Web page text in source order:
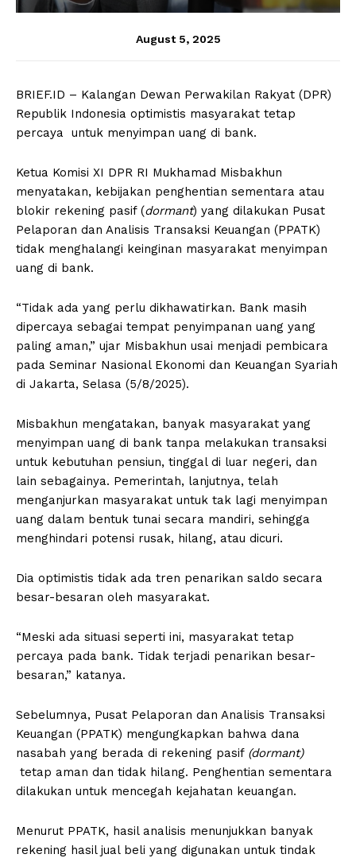
August 5, 2025
BRIEF.ID – Kalangan Dewan Perwakilan Rakyat (DPR)
Republik Indonesia optimistis masyarakat tetap
percaya untuk menyimpan uang di bank.
Ketua Komisi XI DPR RI Mukhamad Misbakhun
menyatakan, kebijakan penghentian sementara atau
blokir rekening pasif (dormant) yang dilakukan Pusat
Pelaporan dan Analisis Transaksi Keuangan (PPATK)
tidak menghalangi keinginan masyarakat menyimpan
uang di bank.
“Tidak ada yang perlu dikhawatirkan. Bank masih
dipercaya sebagai tempat penyimpanan uang yang
paling aman,” ujar Misbakhun usai menjadi pembicara
pada Seminar Nasional Ekonomi dan Keuangan Syariah
di Jakarta, Selasa (5/8/2025).
Misbakhun mengatakan, banyak masyarakat yang
menyimpan uang di bank tanpa melakukan transaksi
untuk kebutuhan pensiun, tinggal di luar negeri, dan
lain sebagainya. Pemerintah, lanjutnya, telah
menganjurkan masyarakat untuk tak lagi menyimpan
uang dalam bentuk tunai secara mandiri, sehingga
menghindari potensi rusak, hilang, atau dicuri.
Dia optimistis tidak ada tren penarikan saldo secara
besar-besaran oleh masyarakat.
“Meski ada situasi seperti ini, masyarakat tetap
percaya pada bank. Tidak terjadi penarikan besar-
besaran,” katanya.
Sebelumnya, Pusat Pelaporan dan Analisis Transaksi
Keuangan (PPATK) mengungkapkan bahwa dana
nasabah yang berada di rekening pasif (dormant)
tetap aman dan tidak hilang. Penghentian sementara
dilakukan untuk mencegah kejahatan keuangan.
Menurut PPATK, hasil analisis menunjukkan banyak
rekening hasil jual beli yang digunakan untuk tindak